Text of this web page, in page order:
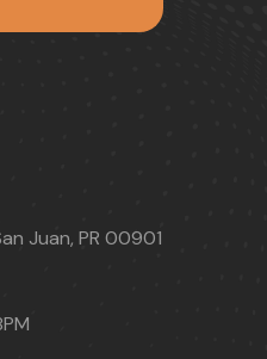
Juan, PR 00901